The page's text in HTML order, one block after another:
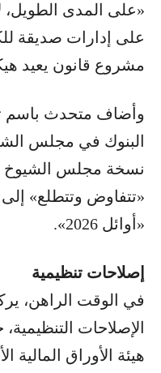
«على المدى الطويل،
على إدارات صديقة
مشروع قانون يعيد
وأضاف متحدث باسم
البنوك في مجلس
نسخة مجلس الشيوخ
«تتفاوض وتتطلع»
«أوائل 2026».
إصلاحات تنظيمية
في الوقت الراهن،
الإصلاحات
هيئة الأوراق المالية